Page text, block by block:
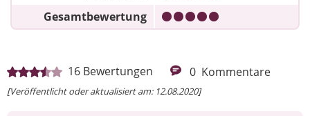
Gesamtbewertung
16 Bewertungen 0 Kommentare
[Veröffentlicht oder aktualisiert am: 12.08.2020]